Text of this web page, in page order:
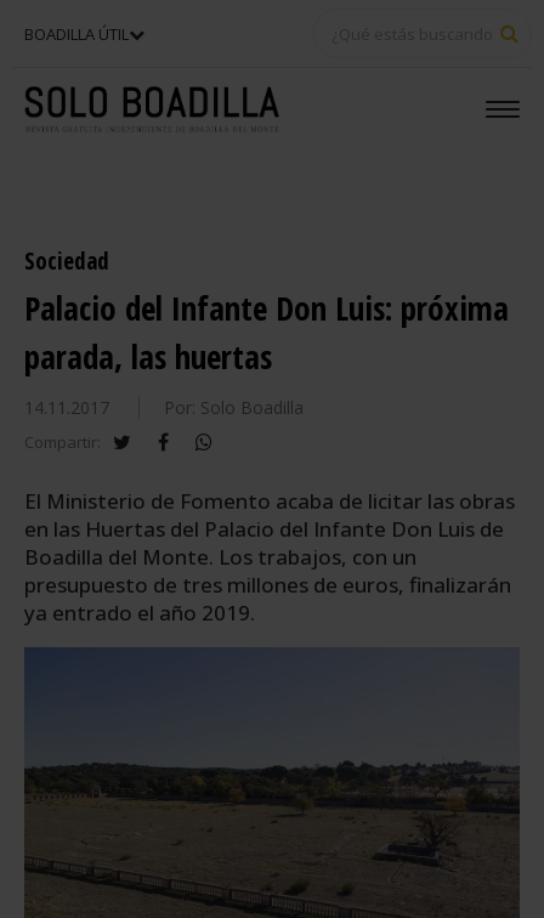
BOADILLA ÚTIL
Sociedad
Palacio del Infante Don Luis: próxima
parada, las huertas
14.11.2017 Por: Solo Boadilla
Compartir: twitterfacebook
El Ministerio de Fomento acaba de licitar las obras
en las Huertas del Palacio del Infante Don Luis de
Boadilla del Monte. Los trabajos, con un
presupuesto de tres millones de euros, finalizarán
ya entrado el año 2019.